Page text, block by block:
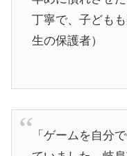
丁寧で、子ども
生の保護者）
「ゲームを自分